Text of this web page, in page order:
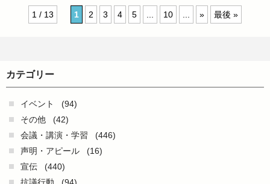
1 / 13 1 2 3 4 5 10 » 最後 »
カテゴリー
イベント
(94)
その他
(42)
会議・講演・学習
(446)
声明・アピール
(16)
宣伝
(440)